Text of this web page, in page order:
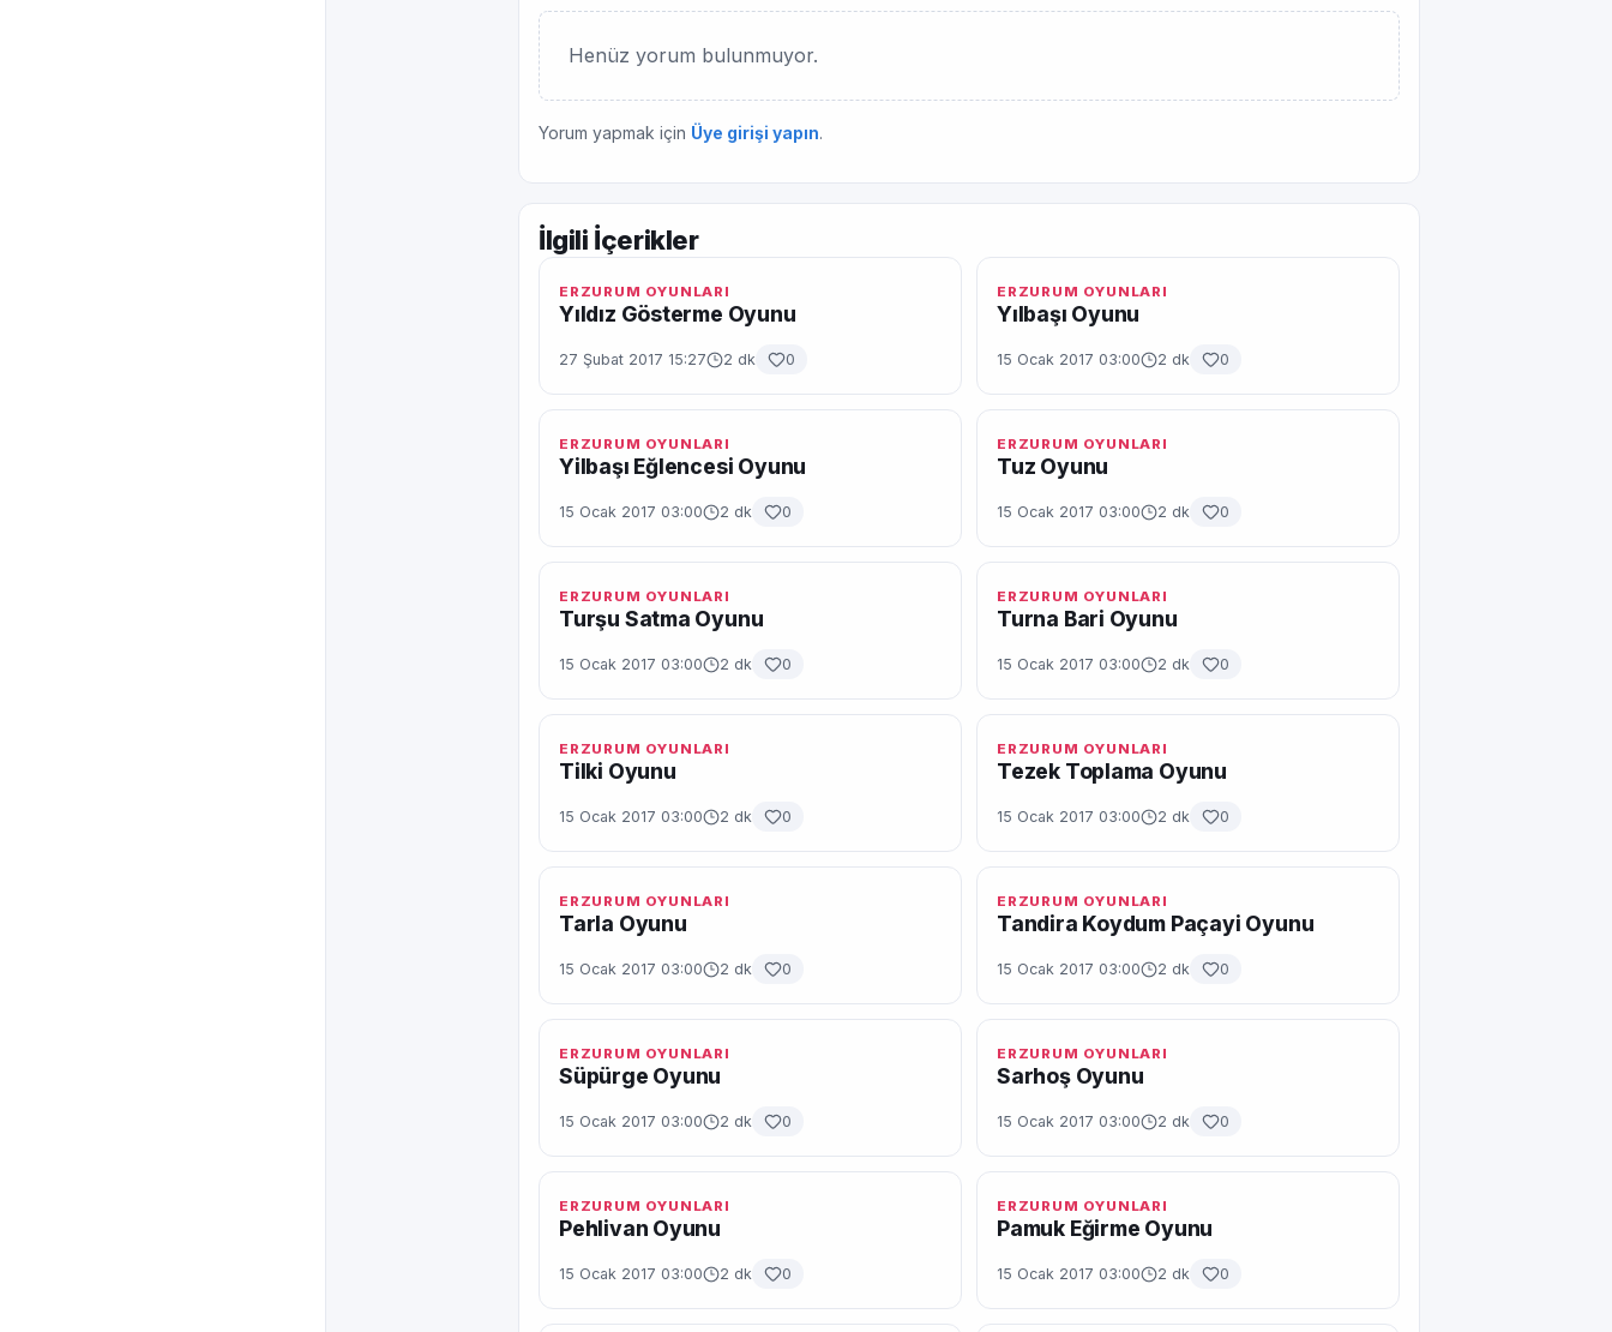
Henüz yorum bulunmuyor.
Yorum yapmak için Üye girişi yapın.
İlgili İçerikler
ERZURUM OYUNLARI
Yıldız Gösterme Oyunu
27 Şubat 2017 15:27 2 dk 0
ERZURUM OYUNLARI
Yılbaşı Oyunu
15 Ocak 2017 03:00 2 dk 0
ERZURUM OYUNLARI
Yilbaşı Eğlencesi Oyunu
15 Ocak 2017 03:00 2 dk 0
ERZURUM OYUNLARI
Tuz Oyunu
15 Ocak 2017 03:00 2 dk 0
ERZURUM OYUNLARI
Turşu Satma Oyunu
15 Ocak 2017 03:00 2 dk 0
ERZURUM OYUNLARI
Turna Bari Oyunu
15 Ocak 2017 03:00 2 dk 0
ERZURUM OYUNLARI
Tilki Oyunu
15 Ocak 2017 03:00 2 dk 0
ERZURUM OYUNLARI
Tezek Toplama Oyunu
15 Ocak 2017 03:00 2 dk 0
ERZURUM OYUNLARI
Tarla Oyunu
15 Ocak 2017 03:00 2 dk 0
ERZURUM OYUNLARI
Tandira Koydum Paçayi Oyunu
15 Ocak 2017 03:00 2 dk 0
ERZURUM OYUNLARI
Süpürge Oyunu
15 Ocak 2017 03:00 2 dk 0
ERZURUM OYUNLARI
Sarhoş Oyunu
15 Ocak 2017 03:00 2 dk 0
ERZURUM OYUNLARI
Pehlivan Oyunu
15 Ocak 2017 03:00 2 dk 0
ERZURUM OYUNLARI
Pamuk Eğirme Oyunu
15 Ocak 2017 03:00 2 dk 0